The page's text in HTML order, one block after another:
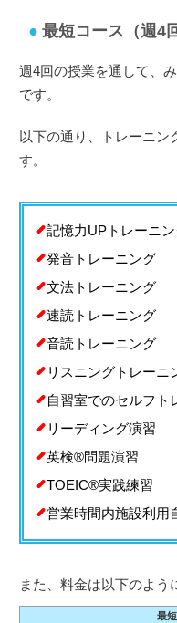
最短コース（週4
週4回の授業を通して、
です。
以下の通り、トレーニン
す。
記憶力UPトレーニ
発音トレーニング
文法トレーニング
速読トレーニング
音読トレーニング
リスニングトレーニ
自習室でのセルフト
リーディング演習
英検®︎問題演習
TOEIC®︎実践練習
営業時間内施設利用
また、料金は以下のよう
最